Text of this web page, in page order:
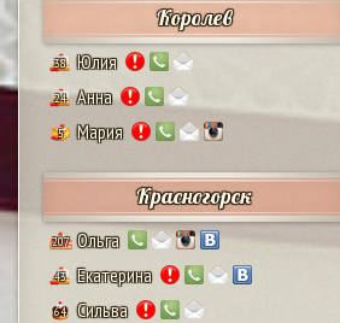
Королев
38 Юлия
24 Анна
5 Мария
Красногорск
207 Ольга
43 Екатерина
64 Сильва